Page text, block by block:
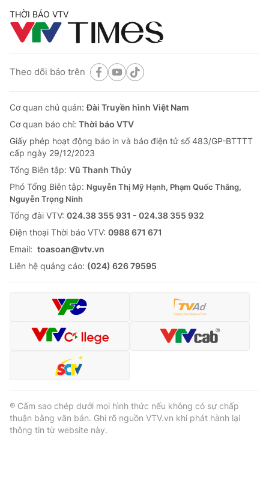
THỜI BÁO VTV
Theo dõi báo trên
Cơ quan chủ quản:Đài Truyền hình Việt Nam
Cơ quan báo chí: Thời báo VTV
Giấy phép hoạt động báo in và báo điện tử số 483/GP-BTTTT
cấp ngày 29/12/2023
Tổng Biên tập: Vũ Thanh Thủy
Phó Tổng Biên tập: Nguyễn Thị Mỹ Hạnh, Phạm Quốc Thắng,
Nguyễn Trọng Ninh
Tổng đài VTV: 024.38 355 931 - 024.38 355 932
Ðiện thoại Thời báo VTV: 0988 671 671
Email: toasoan@vtv.vn
Liên hệ quảng cáo: (024) 626 79595
® Cấm sao chép dưới mọi hình thức nếu không có sự chấp
thuận bằng văn bản. Ghi rõ nguồn VTV.vn khi phát hành lại
thông tin từ website này.